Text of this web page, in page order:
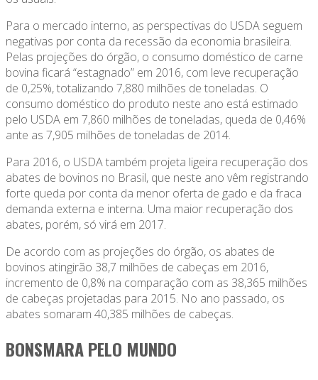
Para o mercado interno, as perspectivas do USDA seguem
negativas por conta da recessão da economia brasileira.
Pelas projeções do órgão, o consumo doméstico de carne
bovina ficará “estagnado” em 2016, com leve recuperação
de 0,25%, totalizando 7,880 milhões de toneladas. O
consumo doméstico do produto neste ano está estimado
pelo USDA em 7,860 milhões de toneladas, queda de 0,46%
ante as 7,905 milhões de toneladas de 2014.
Para 2016, o USDA também projeta ligeira recuperação dos
abates de bovinos no Brasil, que neste ano vêm registrando
forte queda por conta da menor oferta de gado e da fraca
demanda externa e interna. Uma maior recuperação dos
abates, porém, só virá em 2017.
De acordo com as projeções do órgão, os abates de
bovinos atingirão 38,7 milhões de cabeças em 2016,
incremento de 0,8% na comparação com as 38,365 milhões
de cabeças projetadas para 2015. No ano passado, os
abates somaram 40,385 milhões de cabeças.
BONSMARA PELO MUNDO